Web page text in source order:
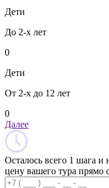
Дети
До 2-х лет
0
Дети
От 2-х до 12 лет
0
Далее
Осталось всего 1 шага и
цену вашего тура прямо